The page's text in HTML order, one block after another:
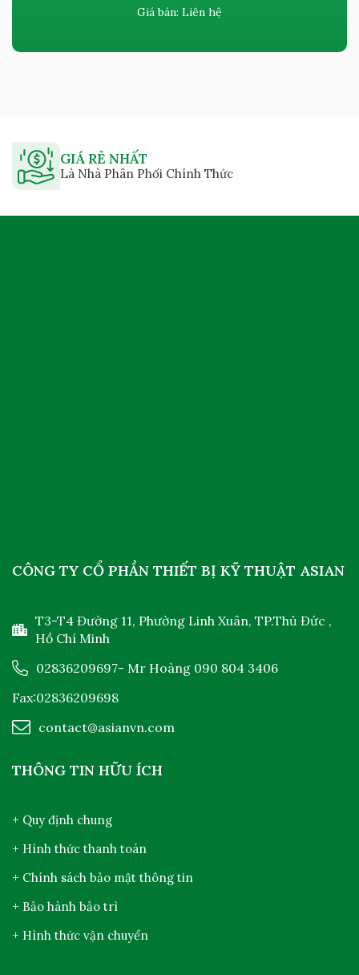
Giá bán: Liên hệ
GIÁ RẺ NHẤT
Là Nhà Phân Phối Chính Thức
CÔNG TY CỔ PHẦN THIẾT BỊ KỸ THUẬT ASIAN
T3-T4 Đường 11, Phường Linh Xuân, TP.Thủ Đức ,
Hồ Chí Minh
02836209697- Mr Hoàng 090 804 3406
Fax:02836209698
contact@asianvn.com
THÔNG TIN HỮU ÍCH
+ Quy định chung
+ Hình thức thanh toán
+ Chính sách bảo mật thông tin
+ Bảo hành bảo trì
+ Hình thức vận chuyển